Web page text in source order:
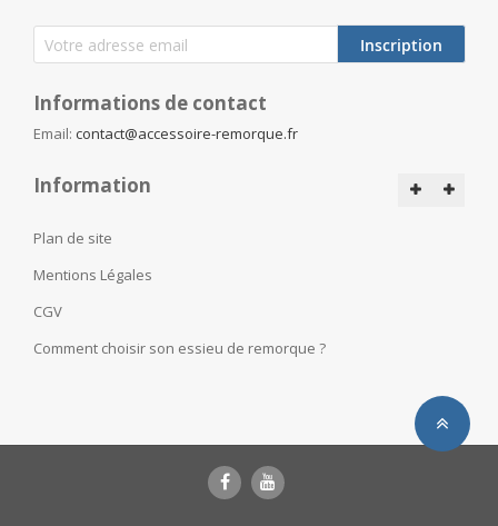
Inscription
Informations de contact
Email: contact@accessoire-remorque.fr
Information
Plan de site
Mentions Légales
CGV
Comment choisir son essieu de remorque ?